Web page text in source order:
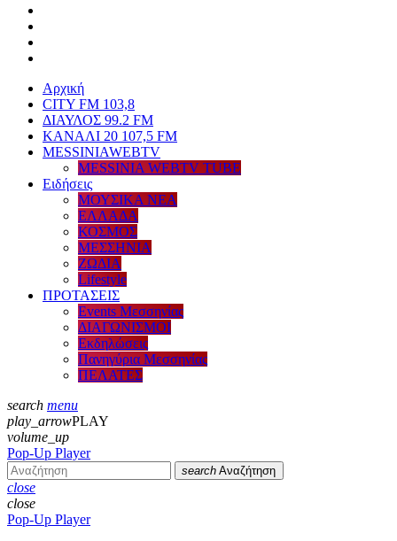
Αρχική
CITY FM 103,8
ΔΙΑΥΛΟΣ 99.2 FM
ΚΑΝΑΛΙ 20 107,5 FM
MESSINIAWEBTV
MESSINIA WEBTV TUBE
Eιδήσεις
ΜΟΥΣΙΚΑ ΝΕΑ
ΕΛΛΑΔΑ
ΚΟΣΜΟΣ
ΜΕΣΣΗΝΙΑ
ΖΩΔΙΑ
Lifestyle
ΠΡΟΤΑΣΕΙΣ
Events Μεσσηνίας
ΔΙΑΓΩΝΙΣΜΟΙ
Εκδηλώσεις
Πανηγύρια Μεσσηνίας
ΠΕΛΑΤΕΣ
search menu
play_arrowPLAY
volume_up
Pop-Up Player
search Αναζήτηση
close
close
Pop-Up Player